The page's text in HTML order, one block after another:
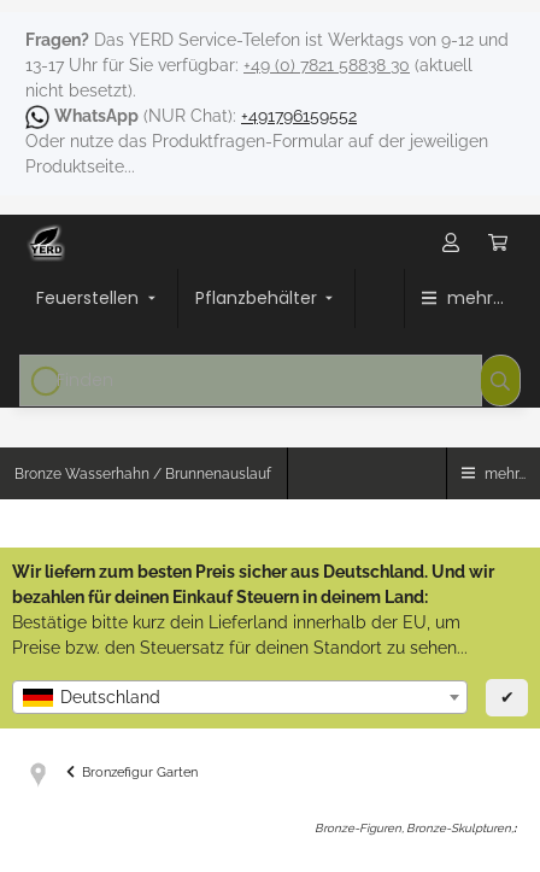
Fragen? Das YERD Service-Telefon ist Werktags von 9-12 und
13-17 Uhr für Sie verfügbar: +49 (0) 7821 58838 30 (aktuell
nicht besetzt).
WhatsApp (NUR Chat): +491796159552
Oder nutze das Produktfragen-Formular auf der jeweiligen
Produktseite...
Feuerstellen Pflanzbehälter mehr...
Bronze Wasserhahn / Brunnenauslauf mehr...
Wir liefern zum besten Preis sicher aus Deutschland. Und wir
bezahlen für deinen Einkauf Steuern in deinem Land:
Bestätige bitte kurz dein Lieferland innerhalb der EU, um
Preise bzw. den Steuersatz für deinen Standort zu sehen...
Deutschland ✔
Bronzefigur Garten
Bronze-Figuren, Bronze-Skulpturen, :